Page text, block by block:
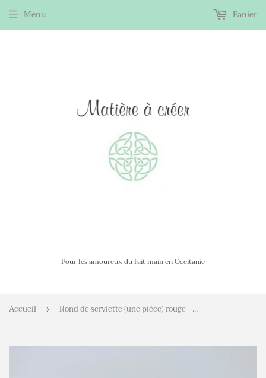
Pour les amoureux du fait main en Occitanie
Menu Panier
Accueil › Rond de serviette (une pièce) rouge - motif médaillon